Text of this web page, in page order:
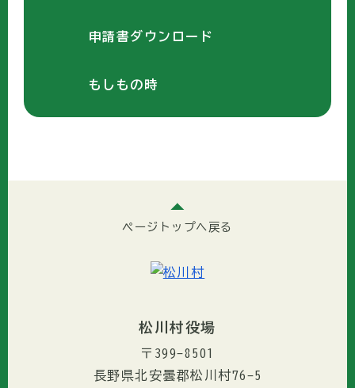
申請書ダウンロード
もしもの時
ページトップへ戻る
松川村役場
〒399-8501
長野県北安曇郡松川村76-5